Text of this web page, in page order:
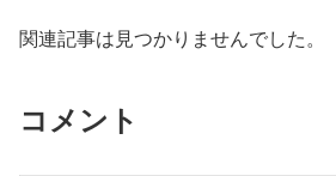
関連記事は見つかりませんでした。
コメント